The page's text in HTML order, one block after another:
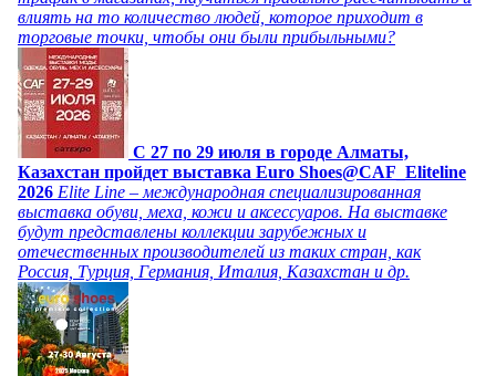
влиять на то количество людей, которое приходит в
торговые точки, чтобы они были прибыльными?
C 27 по 29 июля в городе Алматы,
Казахстан пройдет выставка Euro Shoes@CAF_Eliteline
2026 Elite Line – международная специализированная
выставка обуви, меха, кожи и аксессуаров. На выставке
будут представлены коллекции зарубежных и
отечественных производителей из таких стран, как
Россия, Турция, Германия, Италия, Казахстан и др.